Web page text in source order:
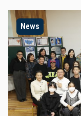
News